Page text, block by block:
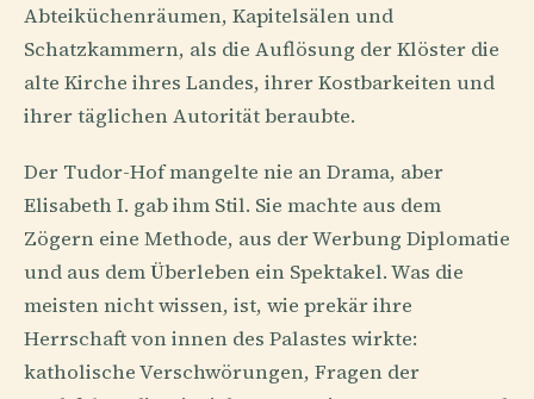
Abteiküchenräumen, Kapitelsälen und
Schatzkammern, als die Auflösung der Klöster die
alte Kirche ihres Landes, ihrer Kostbarkeiten und
ihrer täglichen Autorität beraubte.
Der Tudor-Hof mangelte nie an Drama, aber
Elisabeth I. gab ihm Stil. Sie machte aus dem
Zögern eine Methode, aus der Werbung Diplomatie
und aus dem Überleben ein Spektakel. Was die
meisten nicht wissen, ist, wie prekär ihre
Herrschaft von innen des Palastes wirkte:
katholische Verschwörungen, Fragen der